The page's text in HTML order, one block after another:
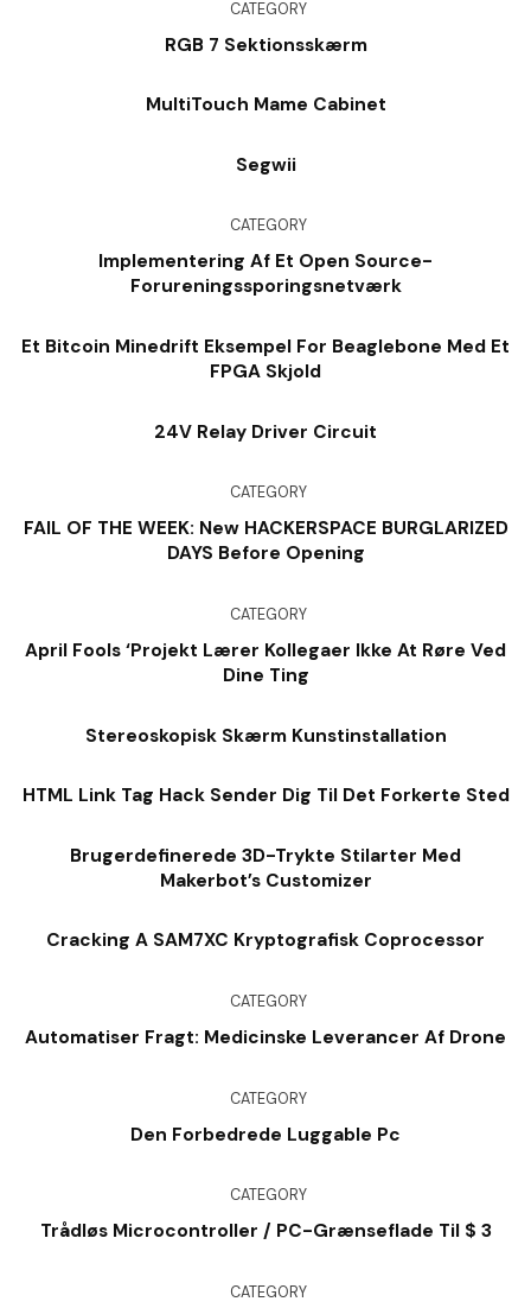
CATEGORY
RGB 7 Sektionsskærm
MultiTouch Mame Cabinet
Segwii
CATEGORY
Implementering Af Et Open Source-
Forureningssporingsnetværk
Et Bitcoin Minedrift Eksempel For Beaglebone Med Et
FPGA Skjold
24V Relay Driver Circuit
CATEGORY
FAIL OF THE WEEK: New HACKERSPACE BURGLARIZED
DAYS Before Opening
CATEGORY
April Fools ‘Projekt Lærer Kollegaer Ikke At Røre Ved
Dine Ting
Stereoskopisk Skærm Kunstinstallation
HTML Link Tag Hack Sender Dig Til Det Forkerte Sted
Brugerdefinerede 3D-Trykte Stilarter Med
Makerbot’s Customizer
Cracking A SAM7XC Kryptografisk Coprocessor
CATEGORY
Automatiser Fragt: Medicinske Leverancer Af Drone
CATEGORY
Den Forbedrede Luggable Pc
CATEGORY
Trådløs Microcontroller / PC-Grænseflade Til $ 3
CATEGORY